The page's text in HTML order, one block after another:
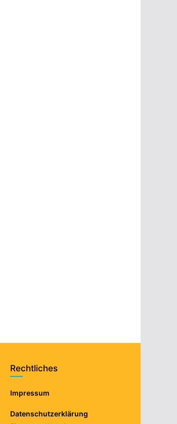
Rechtliches
Impressum
Datenschutzerklärung